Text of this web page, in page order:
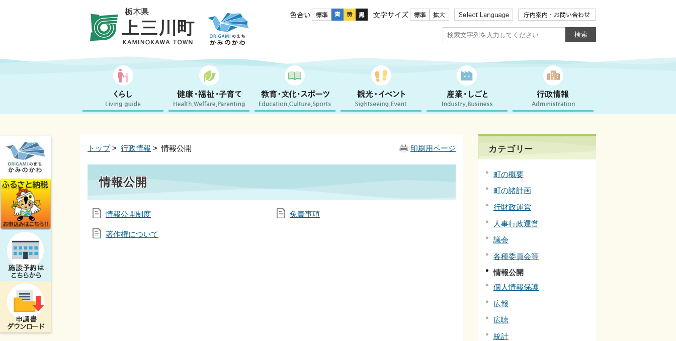
色合い 文字サイズ
印刷用ページ
トップ> 行政情報 > 情報公開
情報公開
情報公開制度 免責事項
著作権について
カテゴリー
町の概要
町の諸計画
行財政運営
人事行政運営
議会
各種委員会等
情報公開
個人情報保護
広報
広聴
統計